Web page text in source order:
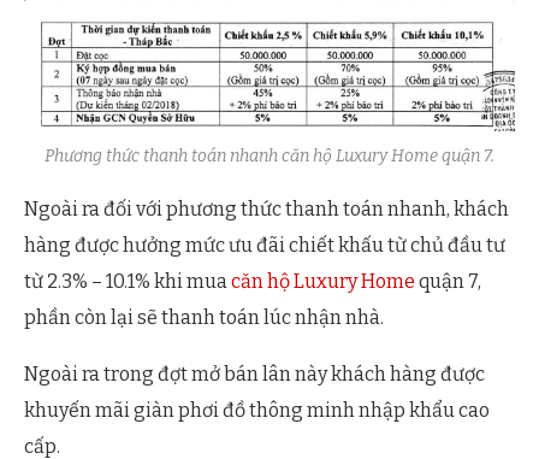
Phương thức thanh toán nhanh căn hộ Luxury Home quận 7.
Ngoài ra đối với phương thức thanh toán nhanh, khách
hàng được hưởng mức ưu đãi chiết khấu từ chủ đầu tư
từ 2.3% – 10.1% khi muacăn hộ Luxury Home quận 7,
phần còn lại sẽ thanh toán lúc nhận nhà.
Ngoài ra trong đợt mở bán lân này khách hàng được
khuyến mãi giàn phơi đồ thông minh nhập khẩu cao
cấp.